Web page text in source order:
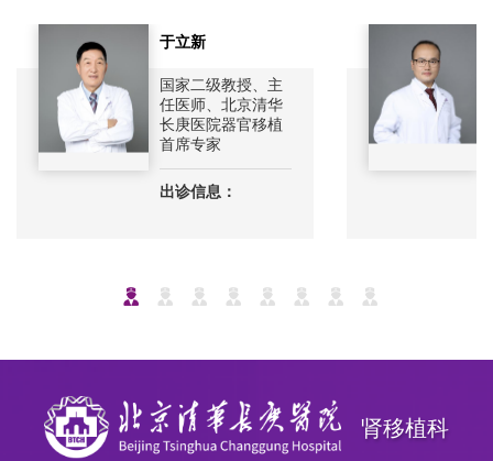
于立新
国家二级教授、主
任医师、北京清华
长庚医院器官移植
首席专家
出诊信息：
肾移植科